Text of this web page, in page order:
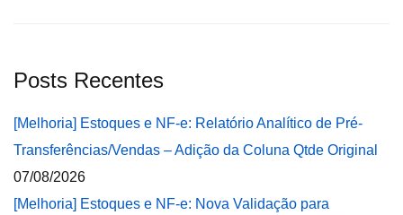
Posts Recentes
[Melhoria] Estoques e NF-e: Relatório Analítico de Pré-
Transferências/Vendas – Adição da Coluna Qtde Original
07/08/2026
[Melhoria] Estoques e NF-e: Nova Validação para